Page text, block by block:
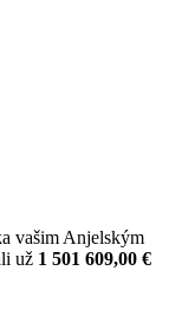
vašim Anjelským
už 1 501 609,00 €